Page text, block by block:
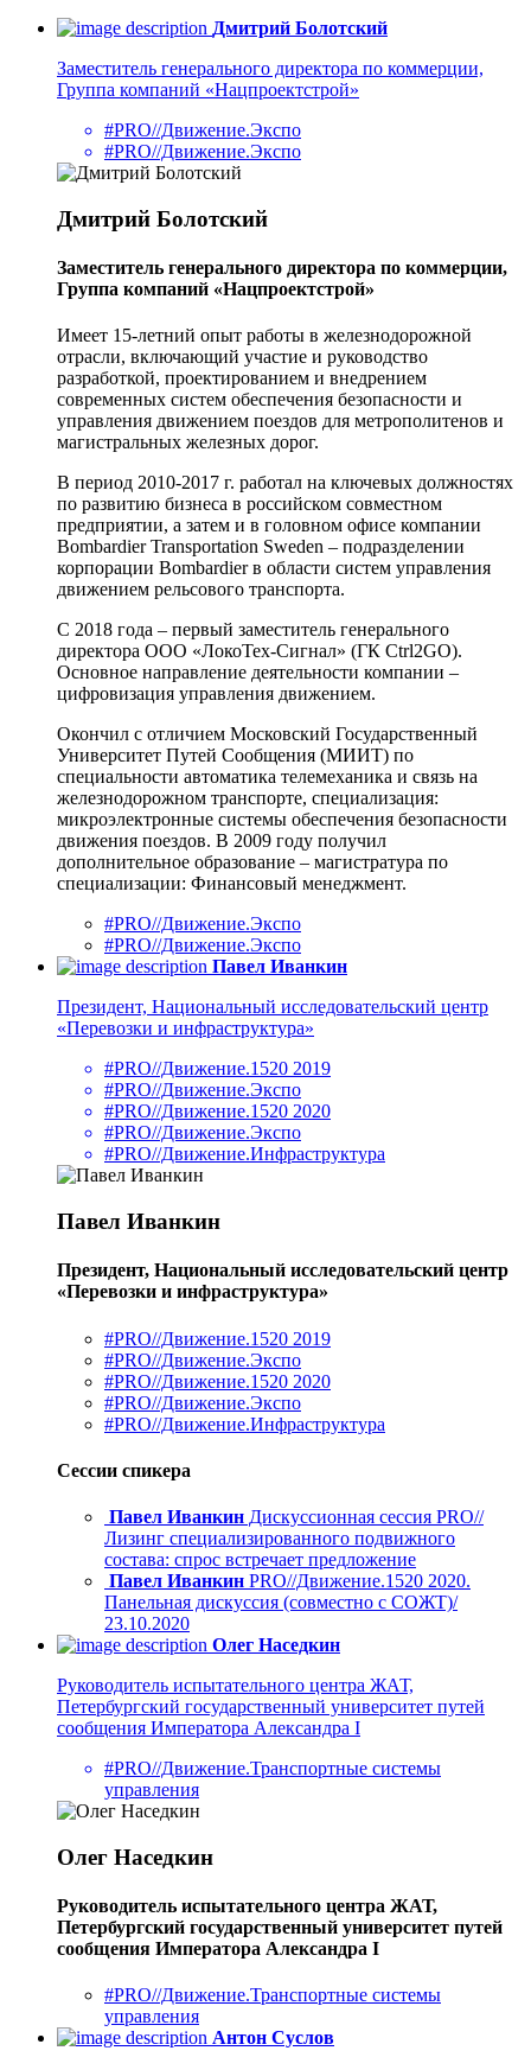
Дмитрий Болотский
Заместитель генерального директора по коммерции,
Группа компаний «Нацпроектстрой»
#PRO//Движение.Экспо
#PRO//Движение.Экспо
Дмитрий Болотский
Заместитель генерального директора по коммерции,
Группа компаний «Нацпроектстрой»
Имеет 15-летний опыт работы в железнодорожной
отрасли, включающий участие и руководство
разработкой, проектированием и внедрением
современных систем обеспечения безопасности и
управления движением поездов для метрополитенов и
магистральных железных дорог.
В период 2010-2017 г. работал на ключевых должностях
по развитию бизнеса в российском совместном
предприятии, а затем и в головном офисе компании
Bombardier Transportation Sweden – подразделении
корпорации Bombardier в области систем управления
движением рельсового транспорта.
С 2018 года – первый заместитель генерального
директора ООО «ЛокоТех-Сигнал» (ГК Ctrl2GO).
Основное направление деятельности компании –
цифровизация управления движением.
Окончил с отличием Московский Государственный
Университет Путей Сообщения (МИИТ) по
специальности автоматика телемеханика и связь на
железнодорожном транспорте, специализация:
микроэлектронные системы обеспечения безопасности
движения поездов. В 2009 году получил
дополнительное образование – магистратура по
специализации: Финансовый менеджмент.
#PRO//Движение.Экспо
#PRO//Движение.Экспо
Павел Иванкин
Президент, Национальный исследовательский центр
«Перевозки и инфраструктура»
#PRO//Движение.1520 2019
#PRO//Движение.Экспо
#PRO//Движение.1520 2020
#PRO//Движение.Экспо
#PRO//Движение.Инфраструктура
Павел Иванкин
Президент, Национальный исследовательский центр
«Перевозки и инфраструктура»
#PRO//Движение.1520 2019
#PRO//Движение.Экспо
#PRO//Движение.1520 2020
#PRO//Движение.Экспо
#PRO//Движение.Инфраструктура
Сессии спикера
Павел Иванкин Дискуссионная сессия PRO//
Лизинг специализированного подвижного
состава: спрос встречает предложение
Павел Иванкин PRO//Движение.1520 2020.
Панельная дискуссия (совместно с СОЖТ)/
23.10.2020
Олег Наседкин
Руководитель испытательного центра ЖАТ,
Петербургский государственный университет путей
сообщения Императора Александра I
#PRO//Движение.Транспортные системы
управления
Олег Наседкин
Руководитель испытательного центра ЖАТ,
Петербургский государственный университет путей
сообщения Императора Александра I
#PRO//Движение.Транспортные системы
управления
Антон Суслов